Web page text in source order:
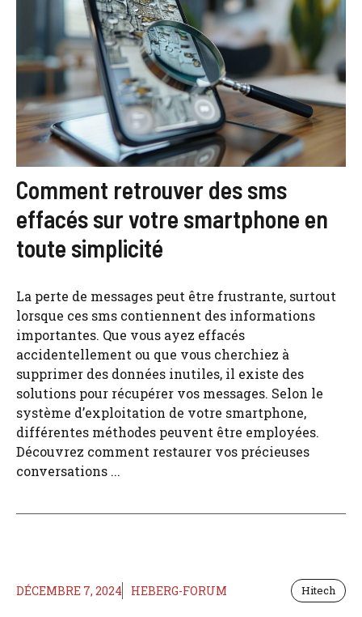
Comment retrouver des sms
effacés sur votre smartphone en
toute simplicité
La perte de messages peut être frustrante, surtout
lorsque ces sms contiennent des informations
importantes. Que vous ayez effacés
accidentellement ou que vous cherchiez à
supprimer des données inutiles, il existe des
solutions pour récupérer vos messages. Selon le
système d’exploitation de votre smartphone,
différentes méthodes peuvent être employées.
Découvrez comment restaurer vos précieuses
conversations ...
DÉCEMBRE 7, 2024 HEBERG-FORUM Hitech